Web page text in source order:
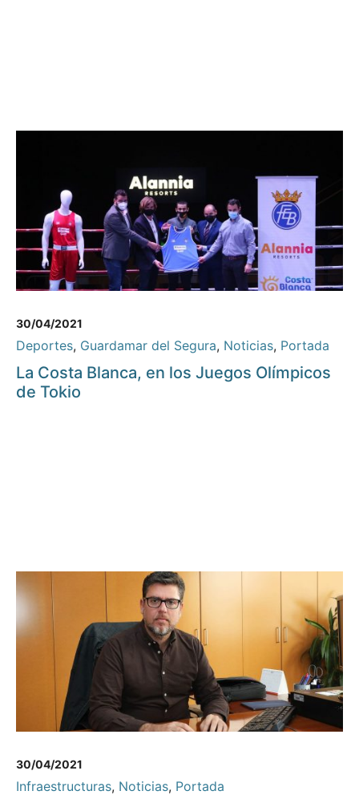
30/04/2021
Deportes, Guardamar del Segura, Noticias, Portada
La Costa Blanca, en los Juegos Olímpicos
de Tokio
30/04/2021
Infraestructuras, Noticias, Portada